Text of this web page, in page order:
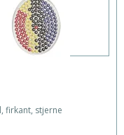
firkant, stjerne